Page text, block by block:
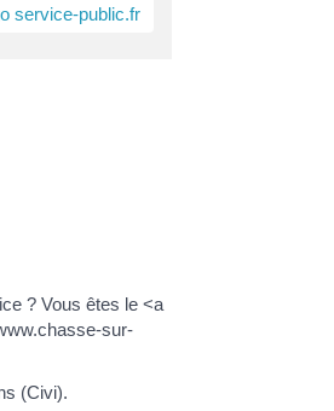
? Vous êtes le <a
sur-
(Civi).